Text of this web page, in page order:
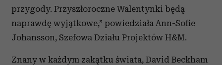
przygody. Przyszłoroczne Walentynki będą
naprawdę wyjątkowe,” powiedziała Ann-Sofie
Johansson, Szefowa Działu Projektów H&M.
Znany w każdym zakątku świata, David Beckham